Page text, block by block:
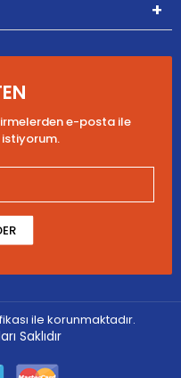
e-posta ile
ile korunmaktadır.
Saklıdır